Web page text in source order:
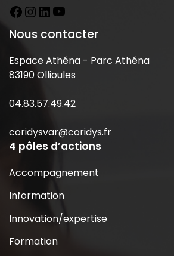
Nous contacter
Espace Athéna - Parc Athéna
83190 Ollioules
04.83.57.49.42
coridysvar@coridys.fr
4 pôles d’actions
Accompagnement
Information
Innovation/expertise
Formation